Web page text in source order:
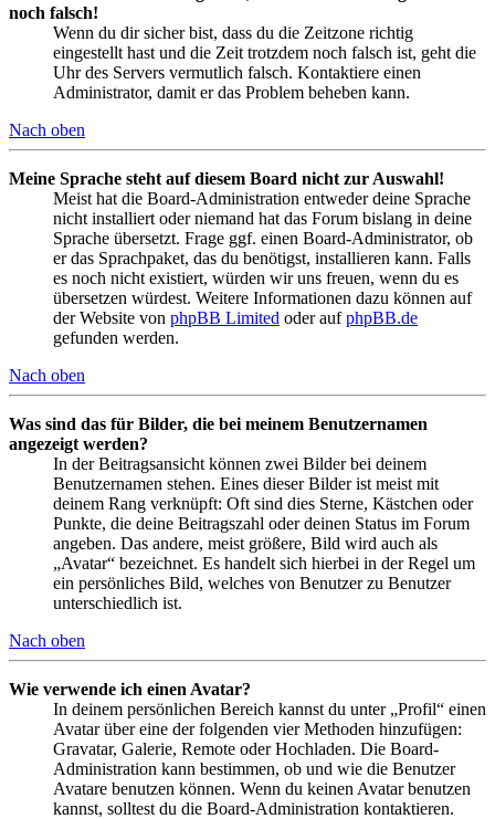
noch falsch!
Wenn du dir sicher bist, dass du die Zeitzone richtig
eingestellt hast und die Zeit trotzdem noch falsch ist, geht die
Uhr des Servers vermutlich falsch. Kontaktiere einen
Administrator, damit er das Problem beheben kann.
Nach oben
Meine Sprache steht auf diesem Board nicht zur Auswahl!
Meist hat die Board-Administration entweder deine Sprache
nicht installiert oder niemand hat das Forum bislang in deine
Sprache übersetzt. Frage ggf. einen Board-Administrator, ob
er das Sprachpaket, das du benötigst, installieren kann. Falls
es noch nicht existiert, würden wir uns freuen, wenn du es
übersetzen würdest. Weitere Informationen dazu können auf
der Website von phpBB Limited oder aufphpBB.de
gefunden werden.
Nach oben
Was sind das für Bilder, die bei meinem Benutzernamen
angezeigt werden?
In der Beitragsansicht können zwei Bilder bei deinem
Benutzernamen stehen. Eines dieser Bilder ist meist mit
deinem Rang verknüpft: Oft sind dies Sterne, Kästchen oder
Punkte, die deine Beitragszahl oder deinen Status im Forum
angeben. Das andere, meist größere, Bild wird auch als
„Avatar“ bezeichnet. Es handelt sich hierbei in der Regel um
ein persönliches Bild, welches von Benutzer zu Benutzer
unterschiedlich ist.
Nach oben
Wie verwende ich einen Avatar?
In deinem persönlichen Bereich kannst du unter „Profil“ einen
Avatar über eine der folgenden vier Methoden hinzufügen:
Gravatar, Galerie, Remote oder Hochladen. Die Board-
Administration kann bestimmen, ob und wie die Benutzer
Avatare benutzen können. Wenn du keinen Avatar benutzen
kannst, solltest du die Board-Administration kontaktieren.